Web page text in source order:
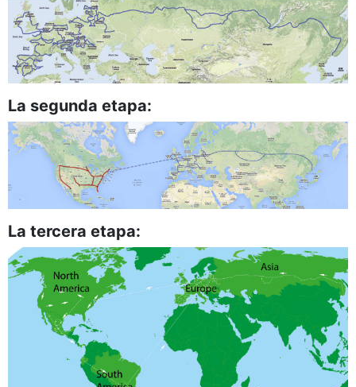
La segunda etapa:
La tercera etapa: